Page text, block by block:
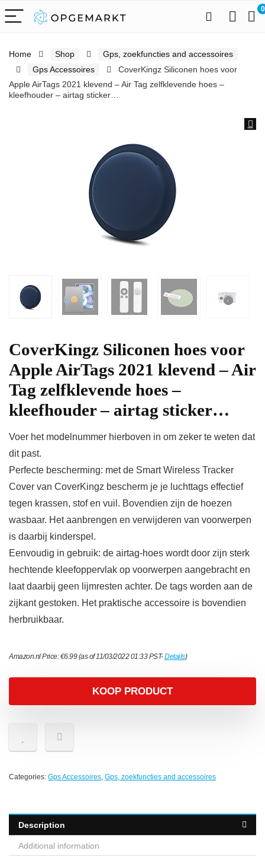
0
Home Shop
Gps, zoekfuncties and accessoires
Gps Accessoires
CoverKingz Siliconen hoes voor
Apple AirTags 2021 klevend – Air Tag zelfklevende hoes –
kleefhouder – airtag sticker…
CoverKingz Siliconen hoes voor
Apple AirTags 2021 klevend – Air
Tag zelfklevende hoes –
kleefhouder – airtag sticker…
Voer het modelnummer hierboven in om zeker te weten dat
dit past.
Perfecte bescherming: met de Smart Wireless Tracker
Cover van CoverKingz bescherm je je luchttags effectief
tegen krassen, stof en vuil. Bovendien zijn de hoezen
wasbaar. Het aanbrengen en verwijderen van voorwerpen
is daarbij kinderspel.
Eenvoudig in gebruik: de airtag-hoes wordt door zijn sterk
hechtende kleefoppervlak op voorwerpen aangebracht en
laat daarbij geen lijmresten achter. De tags worden aan de
zijkant gestoken. Het praktische accessoire is bovendien
herbruikbaar.
Amazon.nl Price:€6.99(as of 11/03/2022 01:33 PST-Details)
KOOP PRODUCT
Categories: Gps Accessoires, Gps, zoekfuncties and accessoires
Description
Additional information